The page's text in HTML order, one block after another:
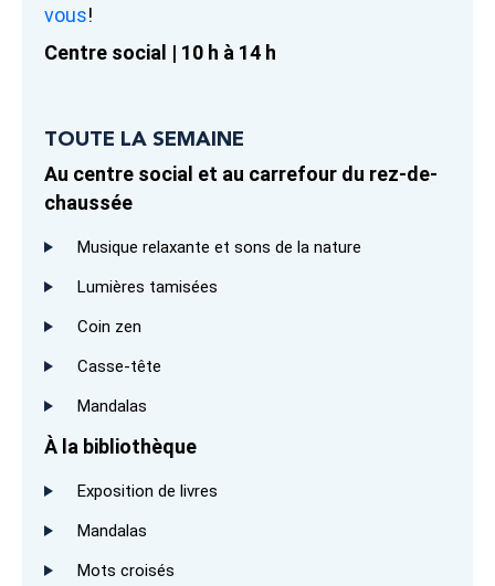
vous!
Centre social | 10 h à 14 h
TOUTE LA SEMAINE
Au centre social et au carrefour du rez-de-
chaussée
Musique relaxante et sons de la nature
Lumières tamisées
Coin zen
Casse-tête
Mandalas
À la bibliothèque
Exposition de livres
Mandalas
Mots croisés